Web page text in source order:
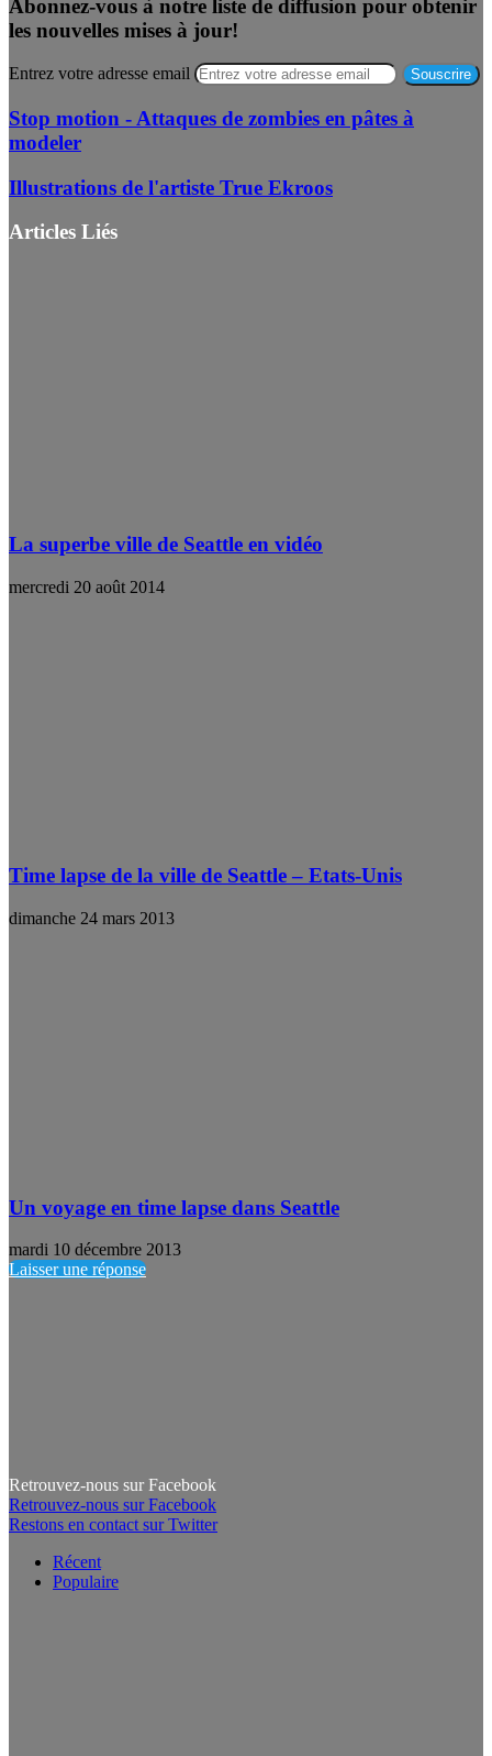
Abonnez-vous à notre liste de diffusion pour obtenir
les nouvelles mises à jour!
Entrez votre adresse email
Stop motion - Attaques de zombies en pâtes à
modeler
Illustrations de l'artiste True Ekroos
Articles Liés
La superbe ville de Seattle en vidéo
mercredi 20 août 2014
Time lapse de la ville de Seattle – Etats-Unis
dimanche 24 mars 2013
Un voyage en time lapse dans Seattle
mardi 10 décembre 2013
Laisser une réponse
Retrouvez-nous sur Facebook
Retrouvez-nous sur Facebook
Restons en contact sur Twitter
Récent
Populaire